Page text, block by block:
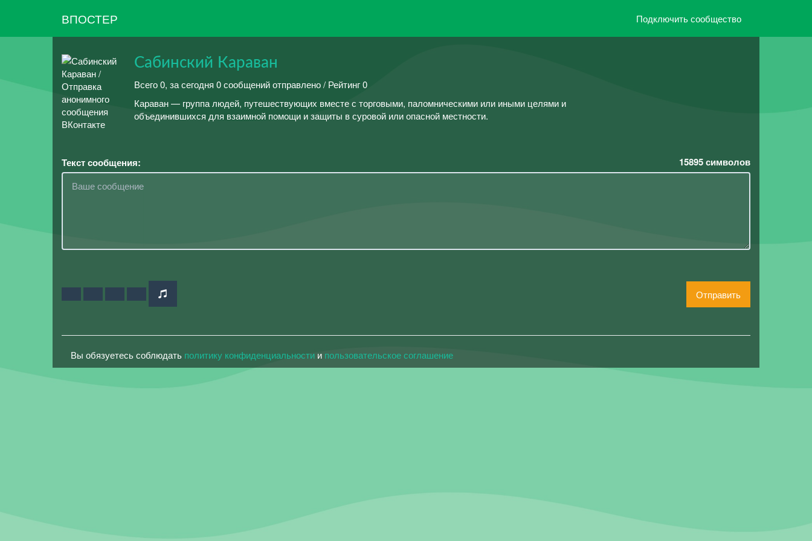
ВПОСТЕР Подключить сообщество
Сабинский Караван
Всего 0, за сегодня 0 сообщений отправлено / Рейтинг 0
Караван — группа людей, путешествующих вместе с торговыми, паломническими или иными целями и
объединившихся для взаимной помощи и защиты в суровой или опасной местности.
Текст сообщения: 15895символов
Отправить
Вы обязуетесь соблюдать политику конфиденциальности и пользовательское соглашение